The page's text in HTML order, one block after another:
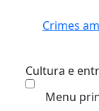
Crimes
Cultura e
Menu